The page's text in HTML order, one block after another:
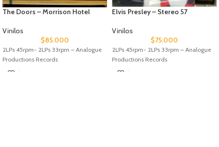
The Doors – Morrison Hotel
Vinilos
$85.000
2LPs 45rpm- 2LPs 33rpm – Analogue
Productions Records
Elvis Presley – Stereo 57
Vinilos
$75.000
2LPs 45rpm- 2LPs 33rpm – Analogue
Productions Records